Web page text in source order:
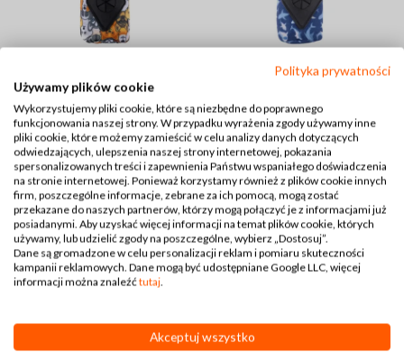
Etui na woreczki dla psa
Psotki – Dogzee
35,00zł
Rekin – Dogzee
35,00zł
Polityka prywatności
Używamy plików cookie
Wykorzystujemy pliki cookie, które są niezbędne do poprawnego
funkcjonowania naszej strony. W przypadku wyrażenia zgody używamy inne
pliki cookie, które możemy zamieścić w celu analizy danych dotyczących
odwiedzających, ulepszenia naszej strony internetowej, pokazania
spersonalizowanych treści i zapewnienia Państwu wspaniałego doświadczenia
na stronie internetowej. Ponieważ korzystamy również z plików cookie innych
firm, poszczególne informacje, zebrane za ich pomocą, mogą zostać
przekazane do naszych partnerów, którzy mogą połączyć je z informacjami już
posiadanymi. Aby uzyskać więcej informacji na temat plików cookie, których
używamy, lub udzielić zgody na poszczególne, wybierz „Dostosuj”.
Dane są gromadzone w celu personalizacji reklam i pomiaru skuteczności
kampanii reklamowych. Dane mogą być udostępniane Google LLC, więcej
informacji można znaleźćtutaj.
Akceptuj wszystko